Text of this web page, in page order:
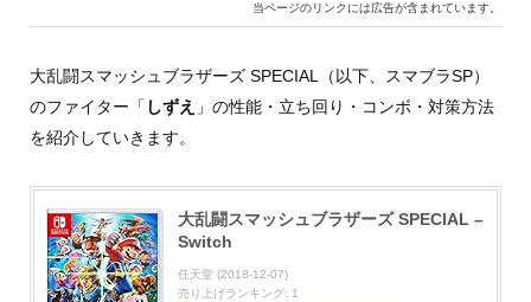
当ページのリンクには広告が含まれています。
大乱闘スマッシュブラザーズ SPECIAL（以下、スマブラSP）
のファイター「 しずえ 」の性能・立ち回り・コンボ・対策方法
を紹介していきます。
大乱闘スマッシュブラザーズ SPECIAL –
Switch
任天堂 (2018-12-07)
売り上げランキング: 1